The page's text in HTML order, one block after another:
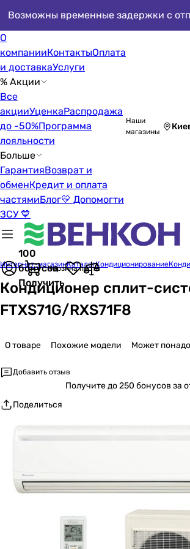
Возможны временные задержки с
О
компанииКонтактыОплата
и доставкаУслуги
% Акции
Все
акцииУценкаРаспродажа
до -50%Программа
лояльности
Больше
ГарантияВозврат и
обменКредит и оплата
частямиБлог💛 Допомогти
ЗСУ 💙
Наши
магазины
100
бонусов
Получить
Корзина пуста
Интернет-магазинКаталогКондиционирование
Кондиционер сплит-
FTXS71G/RXS71F8
О товаре Похожие модели Может
Добавить отзыв
Получитедо 250 бонусов за
Поделиться